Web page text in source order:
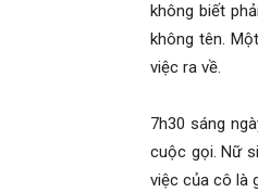
không biết
không tên.
việc ra về.
7h30 sáng
cuộc gọi. Nữ
việc của cô là